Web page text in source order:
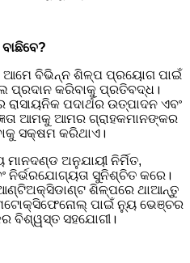
ଆମେ ବିଭିନ୍ନ ଶିଳ୍ପ ପ୍ରୟୋଗ ପାଇଁ
ପ୍ରଦାନ କରିବାକୁ ପ୍ରତିବଦ୍ଧ।
ପଦାର୍ଥର ଉତ୍ପାଦନ ଏବଂ
ଆମକୁ ଆମର ଗ୍ରାହକମାନଙ୍କର
ସକ୍ଷମ କରିଥାଏ।
ଅନୁଯାୟୀ ନିର୍ମିତ,
ନିର୍ଭରଯୋଗ୍ୟତା ସୁନିଶ୍ଚିତ କରେ।
ଶିଳ୍ପରେ ଥାଆନ୍ତୁ
ପାଇଁ ନ୍ୟୁ ଭେଞ୍ଚର
ବିଶ୍ୱସ୍ତ ସହଯୋଗୀ।